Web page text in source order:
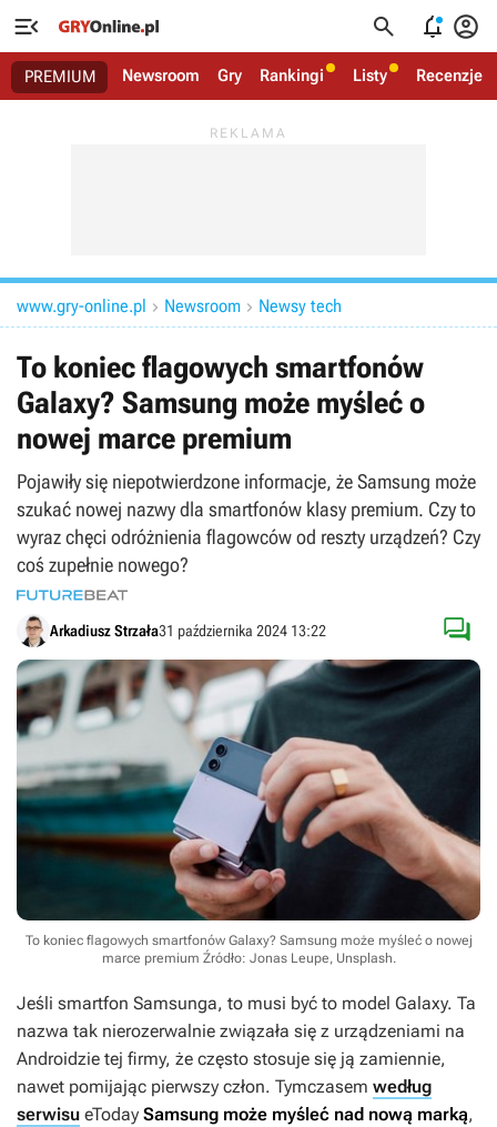
   
PREMIUM Newsroom Gry Rankingi Listy Recenzje
www.gry-online.pl  Newsroom  Newsy tech
To koniec flagowych smartfonów
Galaxy? Samsung może myśleć o
nowej marce premium
Pojawiły się niepotwierdzone informacje, że Samsung może
szukać nowej nazwy dla smartfonów klasy premium. Czy to
wyraz chęci odróżnienia flagowców od reszty urządzeń? Czy
coś zupełnie nowego?
Arkadiusz Strzała31 października 2024 13:22 
To koniec flagowych smartfonów Galaxy? Samsung może myśleć o nowej
marce premium Źródło: Jonas Leupe, Unsplash.
Jeśli smartfon Samsunga, to musi być to model Galaxy. Ta
nazwa tak nierozerwalnie związała się z urządzeniami na
Androidzie tej firmy, że często stosuje się ją zamiennie,
nawet pomijając pierwszy człon. Tymczasem według
serwisu eToday Samsung może myśleć nad nową marką,